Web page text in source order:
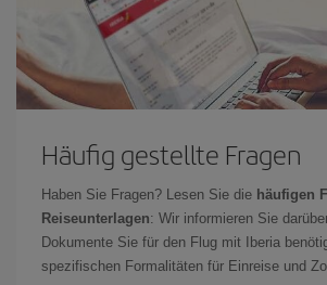
Häufig gestellte Fragen
Haben Sie Fragen? Lesen Sie die häufigen
Reiseunterlagen: Wir informieren Sie
Dokumente Sie für den Flug mit Iberia
spezifischen Formalitäten für Einreise und